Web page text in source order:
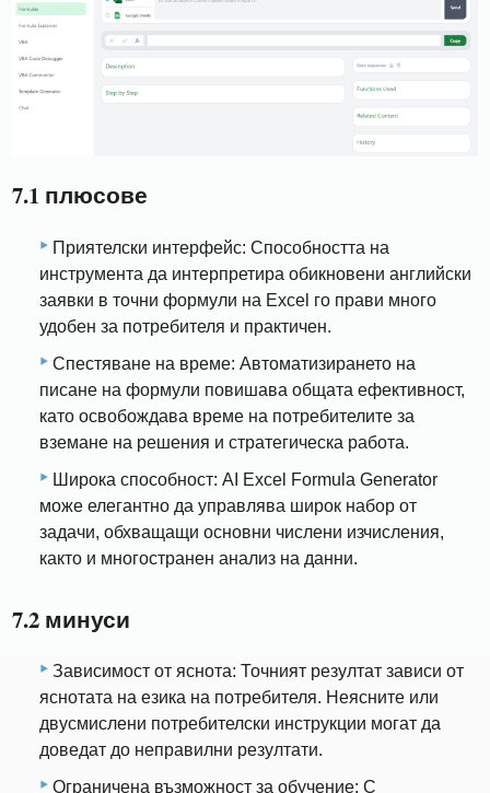
7.1 плюсове
Приятелски интерфейс: Способността на
инструмента да интерпретира обикновени английски
заявки в точни формули на Excel го прави много
удобен за потребителя и практичен.
Спестяване на време: Автоматизирането на
писане на формули повишава общата ефективност,
като освобождава време на потребителите за
вземане на решения и стратегическа работа.
Широка способност: AI Excel Formula Generator
може елегантно да управлява широк набор от
задачи, обхващащи основни числени изчисления,
както и многостранен анализ на данни.
7.2 минуси
Зависимост от яснота: Точният резултат зависи от
яснотата на езика на потребителя. Неясните или
двусмислени потребителски инструкции могат да
доведат до неправилни резултати.
Ограничена възможност за обучение: С